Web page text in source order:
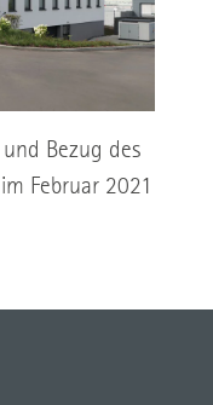
Bezug des
Februar 2021